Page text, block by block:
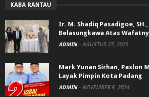
KABA RANTAU
Ir. M. Shadiq Pasadigoe,
Belasungkawa Atas
ADMIN - AGUSTUS 27, 2025
Mark Yunan Sirhan, Paslon
Layak Pimpin Kota Padang
ADMIN - NOVEMBER 8, 2024